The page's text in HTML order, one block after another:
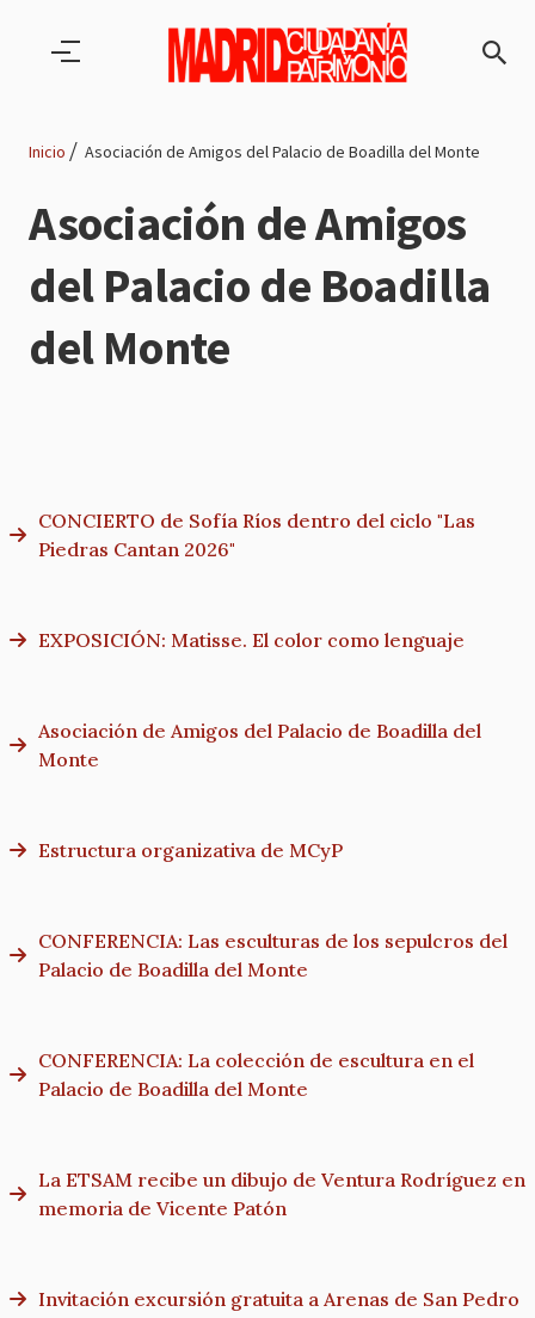
Ruta
de
navegación
Inicio Asociación de Amigos del Palacio de Boadilla del Monte
Asociación de Amigos
del Palacio de Boadilla
del Monte
CONCIERTO de Sofía Ríos dentro del ciclo "Las
Piedras Cantan 2026"
EXPOSICIÓN: Matisse. El color como lenguaje
Asociación de Amigos del Palacio de Boadilla del
Monte
Estructura organizativa de MCyP
CONFERENCIA: Las esculturas de los sepulcros del
Palacio de Boadilla del Monte
CONFERENCIA: La colección de escultura en el
Palacio de Boadilla del Monte
La ETSAM recibe un dibujo de Ventura Rodríguez en
memoria de Vicente Patón
Invitación excursión gratuita a Arenas de San Pedro